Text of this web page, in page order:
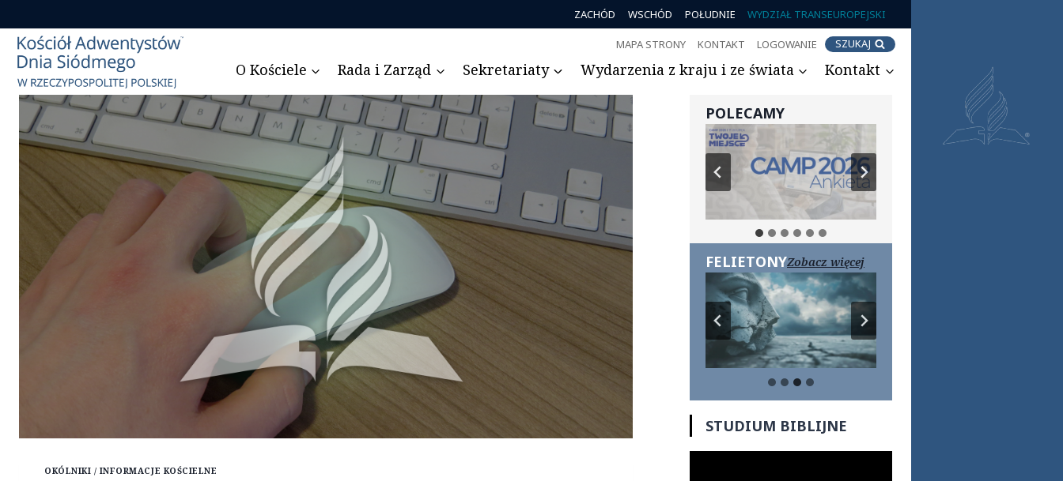
do
treści
ZACHÓD WSCHÓD POŁUDNIE WYDZIAŁ TRANSEUROPEJSKI
MAPA STRONY KONTAKT LOGOWANIE SZUKAJ
O Kościele Rada i Zarząd Sekretariaty Wydarzenia z kraju i ze świata Kontakt
OKÓLNIKI / INFORMACJE KOŚCIELNE
POLECAMY
FELIETONYZobacz więcej
STUDIUM BIBLIJNE